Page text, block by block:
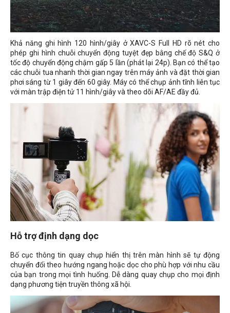
Khả năng ghi hình 120 hình/giây ở XAVC-S Full HD rõ nét cho
phép ghi hình chuỗi chuyển động tuyệt đẹp bằng chế độ S&Q ở
tốc độ chuyển động chậm gấp 5 lần (phát lại 24p). Bạn có thể tạo
các chuỗi tua nhanh thời gian ngay trên máy ảnh và đặt thời gian
phơi sáng từ 1 giây đến 60 giây. Máy có thể chụp ảnh tĩnh liên tục
với màn trập điện tử 11 hình/giây và theo dõi AF/AE đầy đủ.
Hỗ trợ định dạng dọc
Bố cục thông tin quay chụp hiển thị trên màn hình sẽ tự động
chuyển đổi theo hướng ngang hoặc dọc cho phù hợp với nhu cầu
của bạn trong mọi tình huống. Dễ dàng quay chụp cho mọi định
dạng phương tiện truyền thông xã hội.